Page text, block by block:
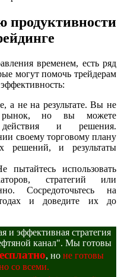
продуктивности
временем, есть ряд
могут помочь трейдерам
а не на результате. Вы не
рынок, но вы можете
действия и решения.
своему торговому плану
решений, и результаты
пытайтесь использовать
стратегий или
Сосредоточьтесь на
и доведите их до
и эффективная стратегия
канал". Мы готовы
, но не готовы
со всеми.